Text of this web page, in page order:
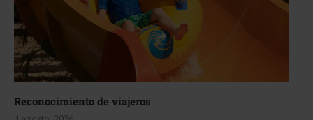
Reconocimiento de viajeros